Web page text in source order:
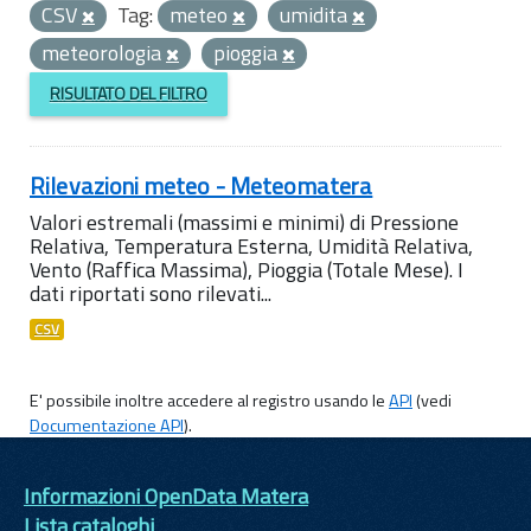
CSV
Tag: meteo
umidita
meteorologia
pioggia
RISULTATO DEL FILTRO
Rilevazioni meteo - Meteomatera
Valori estremali (massimi e minimi) di Pressione
Relativa, Temperatura Esterna, Umidità Relativa,
Vento (Raffica Massima), Pioggia (Totale Mese). I
dati riportati sono rilevati...
CSV
E' possibile inoltre accedere al registro usando leAPI(vedi
Documentazione API).
Informazioni OpenData Matera